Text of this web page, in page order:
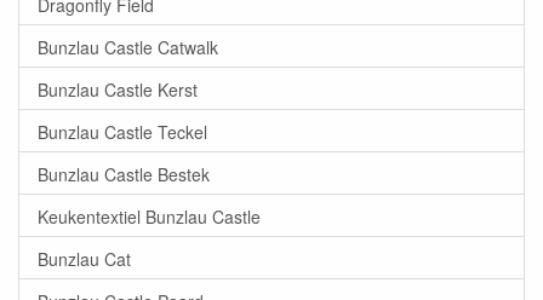
Bunzlau Castle Catwalk
Bunzlau Castle Kerst
Bunzlau Castle Teckel
Bunzlau Castle Bestek
Keukentextiel Bunzlau Castle
Bunzlau Cat